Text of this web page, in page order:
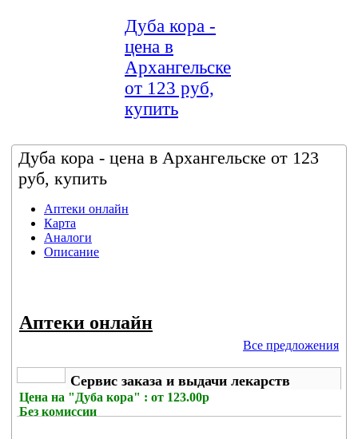
Дуба кора -
цена в
Архангельске
от 123 руб,
купить
Дуба кора - цена в Архангельске от 123
руб, купить
Аптеки онлайн
Карта
Аналоги
Описание
Аптеки онлайн
Все предложения
Сервис заказа и выдачи лекарств
Цена на "Дуба кора" : от 123.00р
Без комиссии